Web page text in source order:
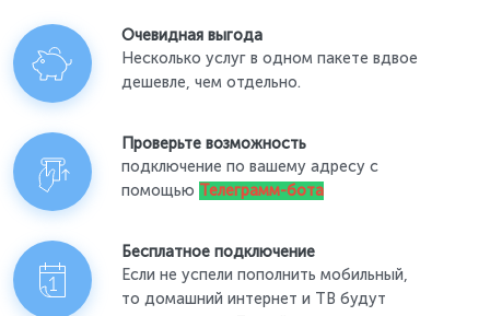
Очевидная выгода
Несколько услуг в одном пакете вдвое
дешевле, чем отдельно.
Проверьте возможность
подключение по вашему адресу с
помощью Телеграмм-бота
Бесплатное подключение
Если не успели пополнить мобильный,
то домашний интернет и ТВ будут